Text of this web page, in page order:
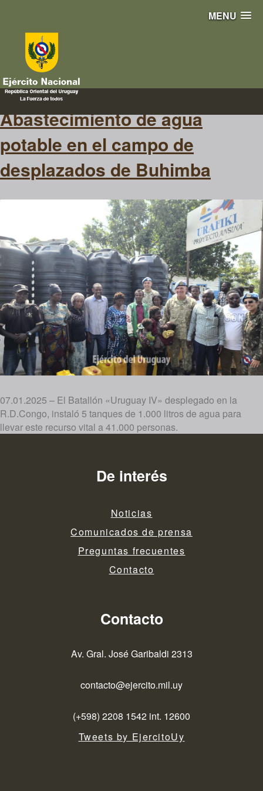
MENU
buhimba
Abastecimiento de agua
potable en el campo de
desplazados de Buhimba
07.01.2025 – El Batallón «Uruguay IV» desplegado en la
R.D.Congo, instaló 5 tanques de 1.000 litros de agua para
llevar este recurso vital a 41.000 personas.
De interés
Noticias
Comunicados de prensa
Preguntas frecuentes
Contacto
Contacto
Av. Gral. José Garibaldi 2313
contacto@ejercito.mil.uy
(+598) 2208 1542 int. 12600
Tweets by EjercitoUy